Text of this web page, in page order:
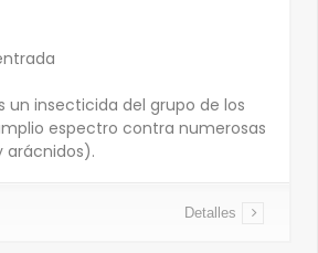
un insecticida del grupo de los
espectro contra numerosas
arácnidos).
Detalles